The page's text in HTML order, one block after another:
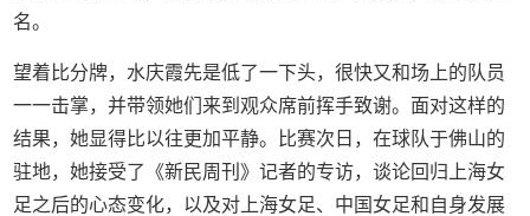
名。
望着比分牌，水庆霞先是低了一下头，很快又和场上的队员
一一击掌，并带领她们来到观众席前挥手致谢。面对这样的
结果，她显得比以往更加平静。比赛次日，在球队于佛山的
驻地，她接受了《新民周刊》记者的专访，谈论回归上海女
足之后的心态变化，以及对上海女足、中国女足和自身发展